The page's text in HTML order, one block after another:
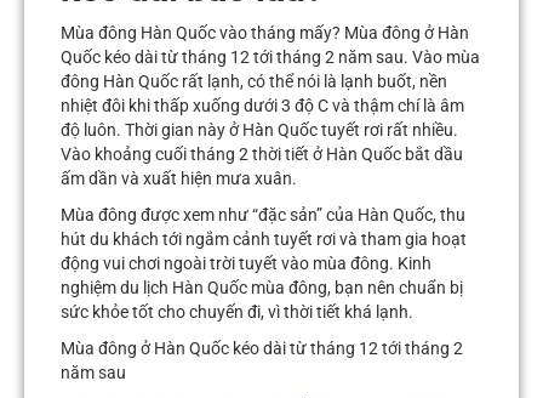
Mùa đông Hàn Quốc vào tháng mấy? Mùa đông ở Hàn
Quốc kéo dài từ tháng 12 tới tháng 2 năm sau. Vào mùa
đông Hàn Quốc rất lạnh, có thể nói là lạnh buốt, nền
nhiệt đôi khi thấp xuống dưới 3 độ C và thậm chí là âm
độ luôn. Thời gian này ở Hàn Quốc tuyết rơi rất nhiều.
Vào khoảng cuối tháng 2 thời tiết ở Hàn Quốc bắt dầu
ấm dần và xuất hiện mưa xuân.
Mùa đông được xem như “đặc sản” của Hàn Quốc, thu
hút du khách tới ngắm cảnh tuyết rơi và tham gia hoạt
động vui chơi ngoài trời tuyết vào mùa đông. Kinh
nghiệm du lịch Hàn Quốc mùa đông, bạn nên chuẩn bị
sức khỏe tốt cho chuyến đi, vì thời tiết khá lạnh.
Mùa đông ở Hàn Quốc kéo dài từ tháng 12 tới tháng 2
năm sau